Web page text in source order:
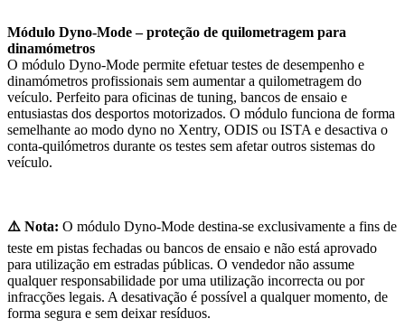
Módulo Dyno-Mode – proteção de quilometragem para
dinamómetros
O módulo Dyno-Mode permite efetuar testes de desempenho e
dinamómetros profissionais sem aumentar a quilometragem do
veículo. Perfeito para oficinas de tuning, bancos de ensaio e
entusiastas dos desportos motorizados. O módulo funciona de forma
semelhante ao modo dyno no Xentry, ODIS ou ISTA e desactiva o
conta-quilómetros durante os testes sem afetar outros sistemas do
veículo.
⚠️ Nota: O módulo Dyno-Mode destina-se exclusivamente a fins de
teste em pistas fechadas ou bancos de ensaio e não está aprovado
para utilização em estradas públicas. O vendedor não assume
qualquer responsabilidade por uma utilização incorrecta ou por
infracções legais. A desativação é possível a qualquer momento, de
forma segura e sem deixar resíduos.